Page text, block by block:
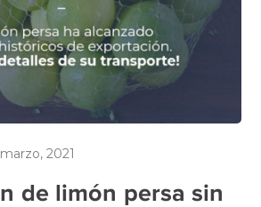
2021
de limón persa sin